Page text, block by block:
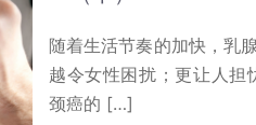
随着生活节奏的加快，乳
越令女性困扰；更让人担
颈癌的 […]